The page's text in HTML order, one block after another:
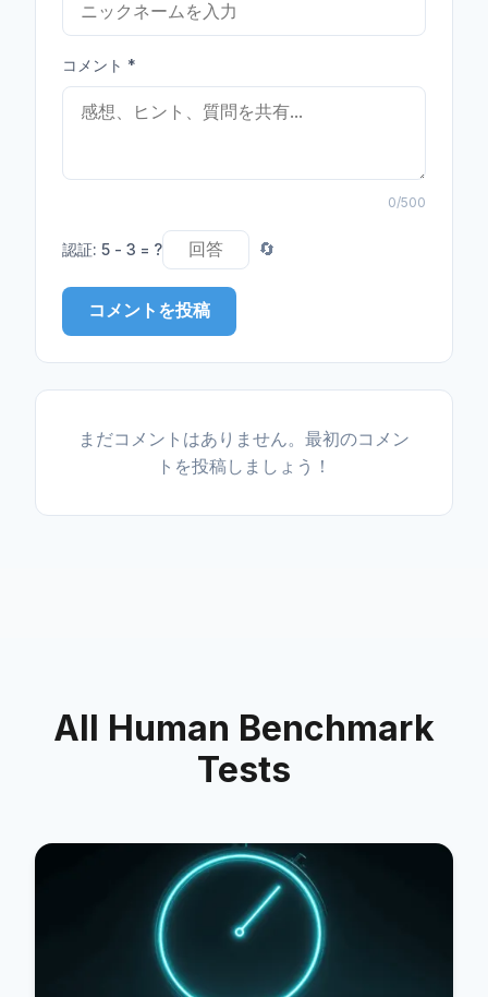
コメント *
0/500
認証: 5 - 3 = ? 🔄
コメントを投稿
まだコメントはありません。最初のコメン
トを投稿しましょう！
All Human Benchmark
Tests